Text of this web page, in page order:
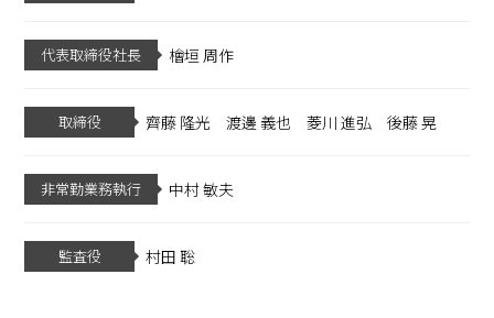
代表取締役社長 檜垣 周作
取締役 齊藤 隆光 渡邊 義也 菱川 進弘 後藤 晃
非常勤業務執行 中村 敏夫
監査役 村田 聡